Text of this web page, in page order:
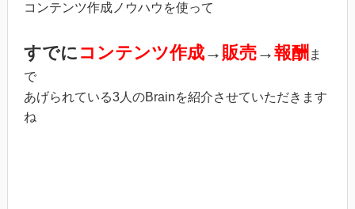
コンテンツ作成ノウハウを使って
すでに コンテンツ作成→ 販売→報酬 ま
で
あげられている3人のBrainを紹介させていただきます
ね